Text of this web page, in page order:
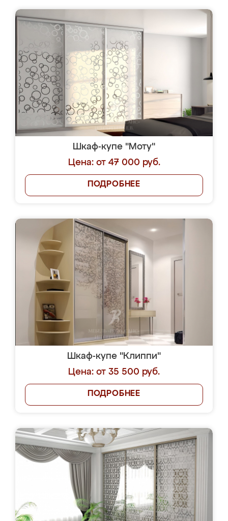
Шкаф-купе "Моту"
Цена: от 47 000 руб.
ПОДРОБНЕЕ
Шкаф-купе "Клиппи"
Цена: от 35 500 руб.
ПОДРОБНЕЕ